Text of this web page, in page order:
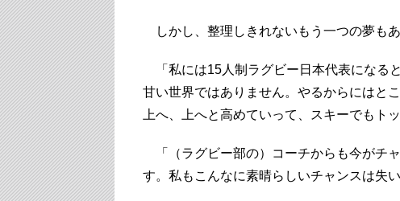
しかし、整理しきれないもう一つの夢もあ
「私には15人制ラグビー日本代表になる
甘い世界ではありません。やるからにはと
上へ、上へと高めていって、スキーでもト
「（ラグビー部の）コーチからも今がチ
す。私もこんなに素晴らしいチャンスは失